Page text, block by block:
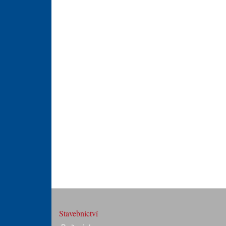
Stavebnictví